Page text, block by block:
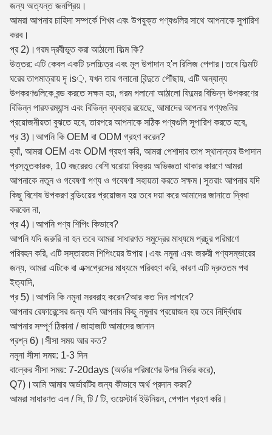
জন্য অত্যন্ত জনপ্রিয়।
আমরা আপনার চাহিদা সম্পর্কে শিখব এবং উপযুক্ত পণ্যগুলির সাথে আপনাকে সুপারিশ
করব।
প্র 2)।গরম দ্রবীভূত করা আঠালো ফিল্ম কি?
উত্তর: এটি কেবল একটি চলচ্চিত্র এবং মূল উপাদান হ'ল রিলিজ পেপার।তবে ফিল্মটি
ঘরের তাপমাত্রায় দৃ is়, যখন তার গলানো বিন্দুতে পৌঁছায়, এটি অন্যান্য
উপকরণগুলিকে বন্ড করতে সক্ষম হয়, গরম গলানো আঠালো ফিল্মের বিভিন্ন উপকরণের
বিভিন্ন পারফরম্যান্স এবং বিভিন্ন ব্যবহার রয়েছে, আমাদের আপনার পণ্যগুলির
প্রয়োজনীয়তা বুঝতে হবে, তারপরে আপনাকে সঠিক পণ্যগুলি সুপারিশ করতে হবে,
প্র 3)।আপনি কি OEM বা ODM গ্রহণ করেন?
হ্যাঁ, আমরা OEM এবং ODM গ্রহণ করি, আমরা পেশাদার তাপ স্থানান্তর উপাদান
প্রস্তুতকারক, 10 বছরেরও বেশি ঘরোয়া বিক্রয় অভিজ্ঞতা থাকার কারণে আমরা
আপনাকে নতুন ও গবেষণা পণ্য ও গবেষণা সহায়তা করতে সক্ষম।সুতরাং আপনার যদি
কিছু বিশেষ উপকরণ বন্ডিংয়ের প্রয়োজন হয় তবে দয়া করে আমাদের জানাতে দ্বিধা
করবেন না,
প্র 4)।আপনি পণ্য শিপিং কিভাবে?
আপনি যদি জরুরি না হন তবে আমরা সাধারণত সমুদ্রের মাধ্যমে প্রচুর পরিমাণে
পরিবহন করি, এটি সস্তারতম শিপিংয়ের উপায়।এবং নমুনা এবং জরুরী পণ্যসম্ভারের
জন্য, আমরা এটিকে বা এক্সপ্রেসের মাধ্যমে পরিবহণ করি, কারণ এটি দ্রুততম পথ
ইত্যাদি,
প্র 5)।আপনি কি নমুনা সরবরাহ করেন?আর কত দিন লাগবে?
আপনার রেফারেন্সের জন্য যদি আপনার কিছু নমুনার প্রয়োজন হয় তবে নির্দ্বিধায়
আপনার সম্পূর্ণ ঠিকানা / জাহাজটি আমাদের জানান
প্রশ্ন 6)।সীসা সময় আর কত?
নমুনা সীসা সময়: 1-3 দিন
বাল্কের সীসা সময়: 7-20days (অর্ডার পরিমাণের উপর নির্ভর করে),
Q7)।আমি আমার অর্ডারটির জন্য কীভাবে অর্থ প্রদান করব?
আমরা সাধারণত এল / সি, টি / টি, ওয়েস্টার্ন ইউনিয়ন, পেপাল গ্রহণ করি।